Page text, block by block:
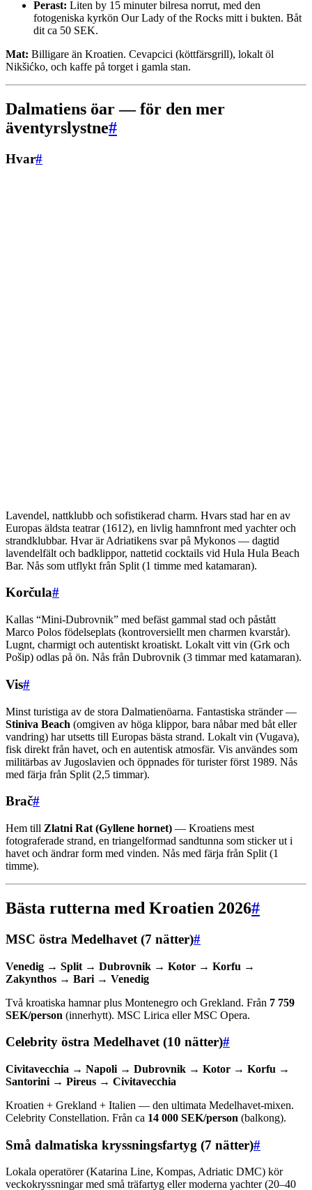
Perast: Liten by 15 minuter bilresa norrut, med den
fotogeniska kyrkön Our Lady of the Rocks mitt i bukten. Båt
dit ca 50 SEK.
Mat: Billigare än Kroatien. Cevapcici (köttfärsgrill), lokalt öl
Nikšićko, och kaffe på torget i gamla stan.
Dalmatiens öar — för den mer
äventyrslystne#
Hvar#
Lavendel, nattklubb och sofistikerad charm. Hvars stad har en av
Europas äldsta teatrar (1612), en livlig hamnfront med yachter och
strandklubbar. Hvar är Adriatikens svar på Mykonos — dagtid
lavendelfält och badklippor, nattetid cocktails vid Hula Hula Beach
Bar. Nås som utflykt från Split (1 timme med katamaran).
Korčula#
Kallas “Mini-Dubrovnik” med befäst gammal stad och påstått
Marco Polos födelseplats (kontroversiellt men charmen kvarstår).
Lugnt, charmigt och autentiskt kroatiskt. Lokalt vitt vin (Grk och
Pošip) odlas på ön. Nås från Dubrovnik (3 timmar med katamaran).
Vis#
Minst turistiga av de stora Dalmatienöarna. Fantastiska stränder —
Stiniva Beach (omgiven av höga klippor, bara nåbar med båt eller
vandring) har utsetts till Europas bästa strand. Lokalt vin (Vugava),
fisk direkt från havet, och en autentisk atmosfär. Vis användes som
militärbas av Jugoslavien och öppnades för turister först 1989. Nås
med färja från Split (2,5 timmar).
Brač#
Hem till Zlatni Rat (Gyllene hornet) — Kroatiens mest
fotograferade strand, en triangelformad sandtunna som sticker ut i
havet och ändrar form med vinden. Nås med färja från Split (1
timme).
Bästa rutterna med Kroatien 2026#
MSC östra Medelhavet (7 nätter)#
Venedig → Split → Dubrovnik → Kotor → Korfu →
Zakynthos → Bari → Venedig
Två kroatiska hamnar plus Montenegro och Grekland. Från 7 759
SEK/person (innerhytt). MSC Lirica eller MSC Opera.
Celebrity östra Medelhavet (10 nätter)#
Civitavecchia → Napoli → Dubrovnik → Kotor → Korfu →
Santorini → Pireus → Civitavecchia
Kroatien + Grekland + Italien — den ultimata Medelhavet-mixen.
Celebrity Constellation. Från ca 14 000 SEK/person (balkong).
Små dalmatiska kryssningsfartyg (7 nätter)#
Lokala operatörer (Katarina Line, Kompas, Adriatic DMC) kör
veckokryssningar med små träfartyg eller moderna yachter (20–40